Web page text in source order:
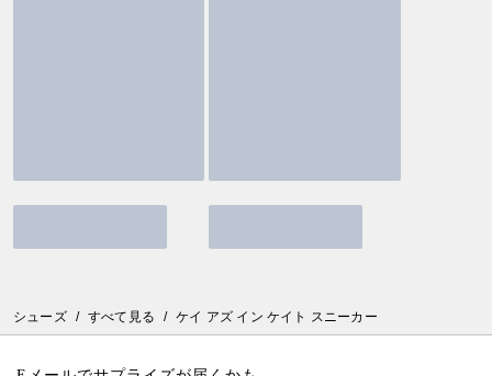
シューズ / すべて見る / ケイ アズ イン ケイト スニーカー